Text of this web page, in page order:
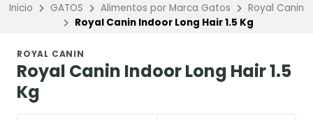
Inicio GATOS Alimentos por Marca Gatos
Royal Canin
Royal Canin Indoor Long Hair 1.5 Kg
ROYAL CANIN
Royal Canin Indoor Long Hair 1.5
Kg